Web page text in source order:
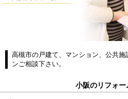
高槻市の戸建て、マンション、公共施
ンご相談下さい。
小阪のリフォ